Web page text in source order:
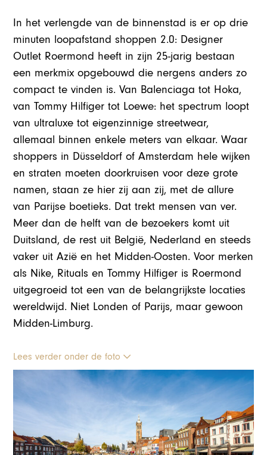
In het verlengde van de binnenstad is er op drie
minuten loopafstand shoppen 2.0: Designer
Outlet Roermond heeft in zijn 25-jarig bestaan
een merkmix opgebouwd die nergens anders zo
compact te vinden is. Van Balenciaga tot Hoka,
van Tommy Hilfiger tot Loewe: het spectrum loopt
van ultraluxe tot eigenzinnige streetwear,
allemaal binnen enkele meters van elkaar. Waar
shoppers in Düsseldorf of Amsterdam hele wijken
en straten moeten doorkruisen voor deze grote
namen, staan ze hier zij aan zij, met de allure
van Parijse boetieks. Dat trekt mensen van ver.
Meer dan de helft van de bezoekers komt uit
Duitsland, de rest uit België, Nederland en steeds
vaker uit Azië en het Midden-Oosten. Voor merken
als Nike, Rituals en Tommy Hilfiger is Roermond
uitgegroeid tot een van de belangrijkste locaties
wereldwijd. Niet Londen of Parijs, maar gewoon
Midden-Limburg.
Lees verder onder de foto